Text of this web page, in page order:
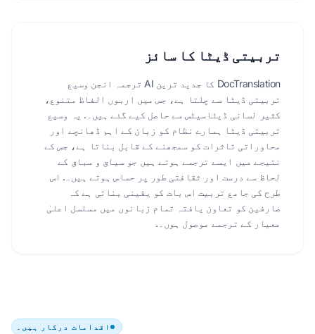
تربیتی ڈیٹا کا سائز
DocTranslation کا جدید ترین AI ترجمہ انجن وسیع
تربیتی ڈیٹا سے چلتا ہے، جس میں اربوں الفاظ متنوع،
کثیر لسانی ڈیٹاسیٹس سے حاصل کیے گئے ہیں۔. یہ وسیع
تربیتی ڈیٹا ہمارے نظام کو زبان کے اہم ڈھانچے اور
محاوراتی تاثرات کو سمجھنے کے قابل بناتا ہے، جس کے
نتیجے میں ایسے ترجمے ہوتے ہیں جو سیاق و سباق کے
لحاظ سے درست اور ثقافتی طور پر حساس ہوتے ہیں۔. اس
طرح کی جامع تربیت اس بات کو یقینی بناتی ہے کہ
صارفین کو تعاون یافتہ تمام زبانوں میں مسلسل اعلیٰ
معیار کے ترجمے موصول ہوں۔.
اقدامات درکار ہیں۔